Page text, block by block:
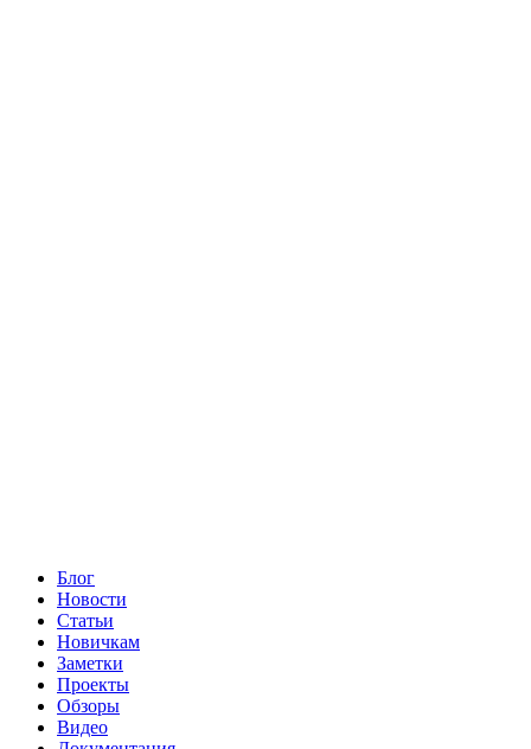
Блог
Новости
Статьи
Новичкам
Заметки
Проекты
Обзоры
Видео